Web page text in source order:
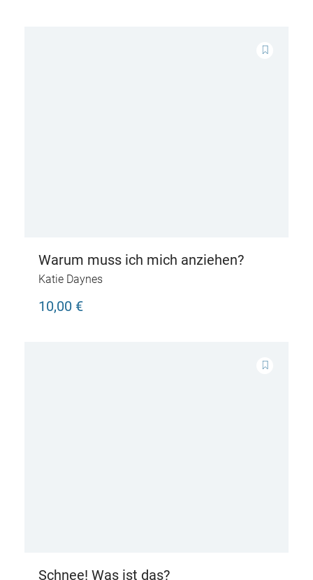
Warum muss ich mich anziehen?
Katie Daynes
10,00 €
Schnee! Was ist das?